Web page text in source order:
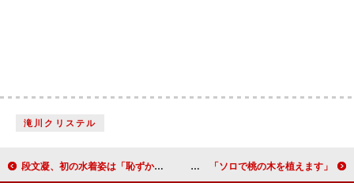
滝川クリステル
段文凝、初の水着姿は「恥ずかしかった」 「将来は日本と中国の懸け橋に」 ももち、新ユニットに入れず嘆く 「ソロで桃の木を植えます」